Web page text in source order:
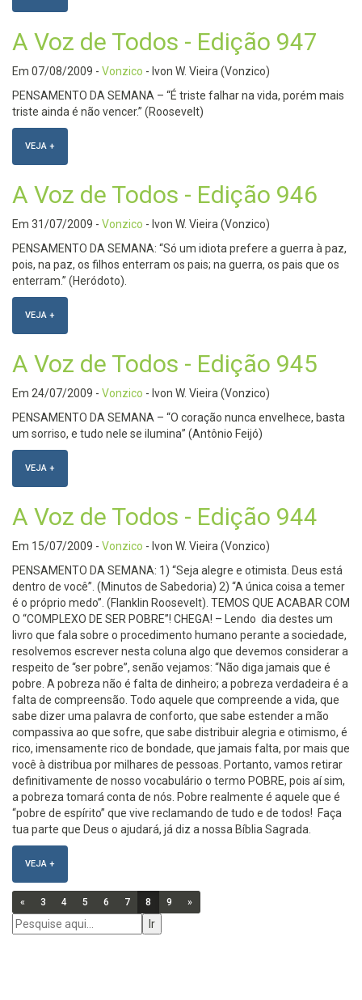
A Voz de Todos - Edição 947
Em 07/08/2009 - Vonzico - Ivon W. Vieira (Vonzico)
PENSAMENTO DA SEMANA – “É triste falhar na vida, porém mais
triste ainda é não vencer.” (Roosevelt)
VEJA +
A Voz de Todos - Edição 946
Em 31/07/2009 - Vonzico - Ivon W. Vieira (Vonzico)
PENSAMENTO DA SEMANA: “Só um idiota prefere a guerra à paz,
pois, na paz, os filhos enterram os pais; na guerra, os pais que os
enterram.” (Heródoto).
VEJA +
A Voz de Todos - Edição 945
Em 24/07/2009 - Vonzico - Ivon W. Vieira (Vonzico)
PENSAMENTO DA SEMANA – “O coração nunca envelhece, basta
um sorriso, e tudo nele se ilumina” (Antônio Feijó)
VEJA +
A Voz de Todos - Edição 944
Em 15/07/2009 - Vonzico - Ivon W. Vieira (Vonzico)
PENSAMENTO DA SEMANA: 1) “Seja alegre e otimista. Deus está
dentro de você”. (Minutos de Sabedoria) 2) “A única coisa a temer
é o próprio medo”. (Flanklin Roosevelt). TEMOS QUE ACABAR COM
O “COMPLEXO DE SER POBRE”! CHEGA! – Lendo dia destes um
livro que fala sobre o procedimento humano perante a sociedade,
resolvemos escrever nesta coluna algo que devemos considerar a
respeito de “ser pobre”, senão vejamos: “Não diga jamais que é
pobre. A pobreza não é falta de dinheiro; a pobreza verdadeira é a
falta de compreensão. Todo aquele que compreende a vida, que
sabe dizer uma palavra de conforto, que sabe estender a mão
compassiva ao que sofre, que sabe distribuir alegria e otimismo, é
rico, imensamente rico de bondade, que jamais falta, por mais que
você à distribua por milhares de pessoas. Portanto, vamos retirar
definitivamente de nosso vocabulário o termo POBRE, pois aí sim,
a pobreza tomará conta de nós. Pobre realmente é aquele que é
“pobre de espírito” que vive reclamando de tudo e de todos! Faça
tua parte que Deus o ajudará, já diz a nossa Bíblia Sagrada.
VEJA +
« 3 4 5 6 7 8 9 »